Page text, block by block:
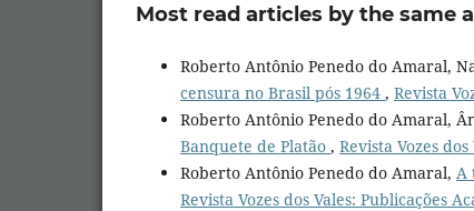
Most read articles by the same
Roberto Antônio Penedo do Amaral,
censura no Brasil pós 1964 , Revista
Roberto Antônio Penedo do Amaral,
Banquete de Platão , Revista Vozes
Roberto Antônio Penedo do Amaral, A
Revista Vozes dos Vales: Publicações